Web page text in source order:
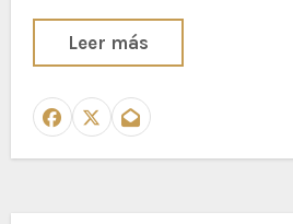
Leer más